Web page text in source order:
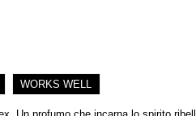
WORKS WELL